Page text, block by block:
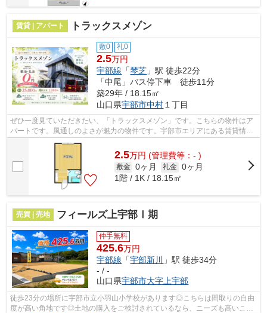
賃貸 | アパート トラックスメゾン
敷0 礼0
2.5万円
宇部線 「琴芝 」駅 徒歩22分
「中尾」バス停下車 徒歩11分
築29年 / 18.15㎡
山口県宇部市中村 １丁目
ぜひ一度見ていただきたい、「トラックスメゾン」です。こちらの物件はア
パートです。風通しのよさが魅力の物件です。宇部市エリアにある賃貸情報
のことなら、地域に密着した当社へお...
2.5万円 (管理費等：- )
敷金 0ヶ月 礼金 0ヶ月
1階 / 1K / 18.15㎡
売買 | 売地 フィールズ上宇部Ⅰ期
仲手無料
425.6万円
宇部線 「宇部新川
」駅 徒歩34分
- / -
山口県宇部市大字上宇部
徒歩23分の場所に宇部市立小羽山小学校があります◎こちらは間取りの自由
度が高い角地です◎土地の購入をご検討されているなら、ニーズも高いこち